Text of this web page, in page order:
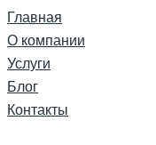
Главная
О компании
Услуги
Блог
Контакты